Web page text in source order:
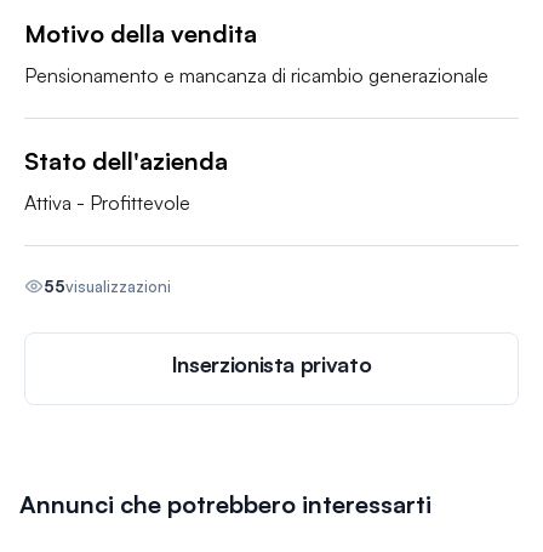
Motivo della vendita
Pensionamento e mancanza di ricambio generazionale
Stato dell'azienda
Attiva - Profittevole
55visualizzazioni
Inserzionista privato
Annunci che potrebbero interessarti